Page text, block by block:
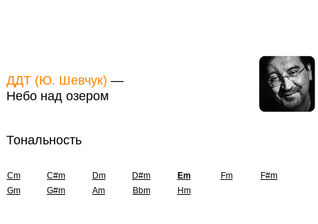
ДДТ (Ю. Шевчук) —
Небо над озером
Тональность
Cm C#m Dm D#m Em Fm
F#m
Gm
G#m Am Bbm Hm